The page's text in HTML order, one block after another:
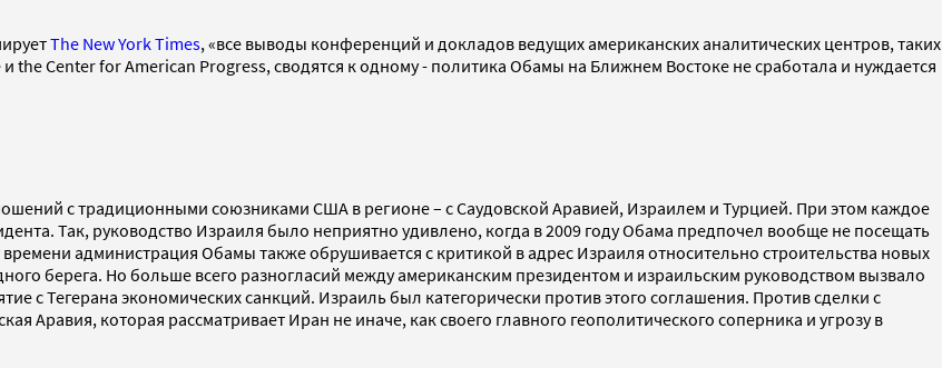
The New York Times, «все выводы конференций и докладов ведущих американских аналитических центров, таких
Center for American Progress, сводятся к одному - политика Обамы на Ближнем Востоке не сработала и нуждается
с традиционными союзниками США в регионе – с Саудовской Аравией, Израилем и Турцией. При этом каждое
Так, руководство Израиля было неприятно удивлено, когда в 2009 году Обама предпочел вообще не посещать
администрация Обамы также обрушивается с критикой в адрес Израиля относительно строительства новых
берега. Но больше всего разногласий между американским президентом и израильским руководством вызвало
с Тегерана экономических санкций. Израиль был категорически против этого соглашения. Против сделки с
Аравия, которая рассматривает Иран не иначе, как своего главного геополитического соперника и угрозу в